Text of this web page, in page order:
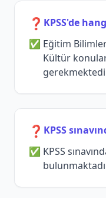
❓ KPSS'de
Eğitim
Kültür
❓ KPSS
KPSS